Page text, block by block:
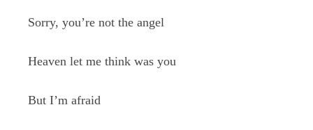
Sorry, you’re not the angel
Heaven let me think was you
But I’m afraid